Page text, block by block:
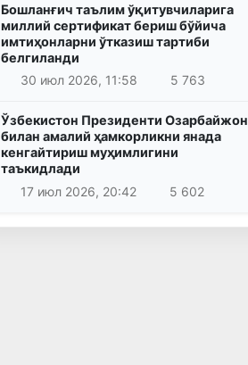
Бошланғич таълим ўқитувчиларига
миллий сертификат бериш бўйича
имтиҳонларни ўтказиш тартиби
белгиланди
30 июл 2026, 11:58
5 763
Ўзбекистон Президенти Озарбайжон
билан амалий ҳамкорликни янада
кенгайтириш муҳимлигини
таъкидлади
17 июл 2026, 20:42
5 602